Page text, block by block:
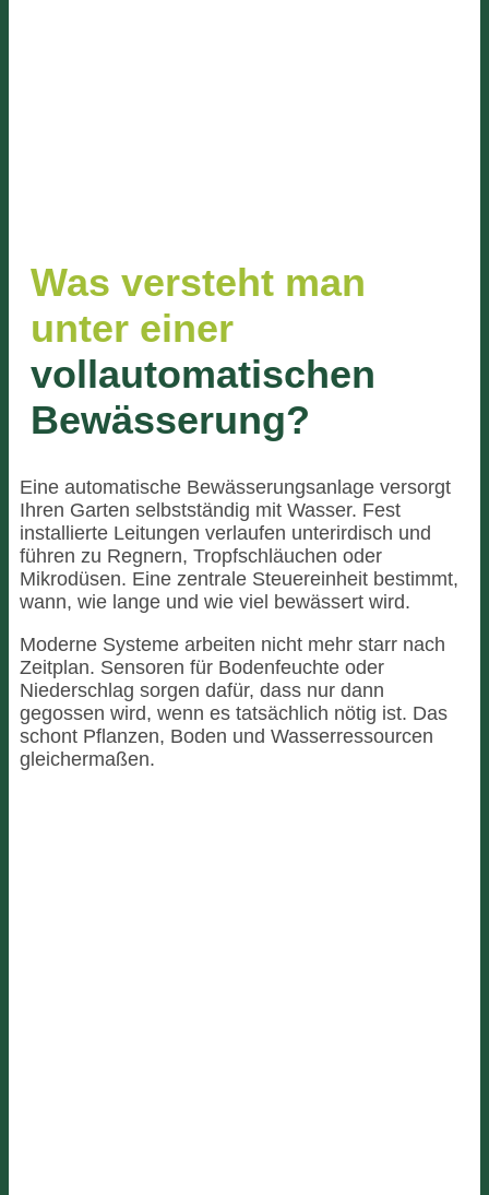
Was versteht man
unter einer
vollautomatischen
Bewässerung?
Eine automatische Bewässerungsanlage versorgt
Ihren Garten selbstständig mit Wasser. Fest
installierte Leitungen verlaufen unterirdisch und
führen zu Regnern, Tropfschläuchen oder
Mikrodüsen. Eine zentrale Steuereinheit bestimmt,
wann, wie lange und wie viel bewässert wird.
Moderne Systeme arbeiten nicht mehr starr nach
Zeitplan. Sensoren für Bodenfeuchte oder
Niederschlag sorgen dafür, dass nur dann
gegossen wird, wenn es tatsächlich nötig ist. Das
schont Pflanzen, Boden und Wasserressourcen
gleichermaßen.